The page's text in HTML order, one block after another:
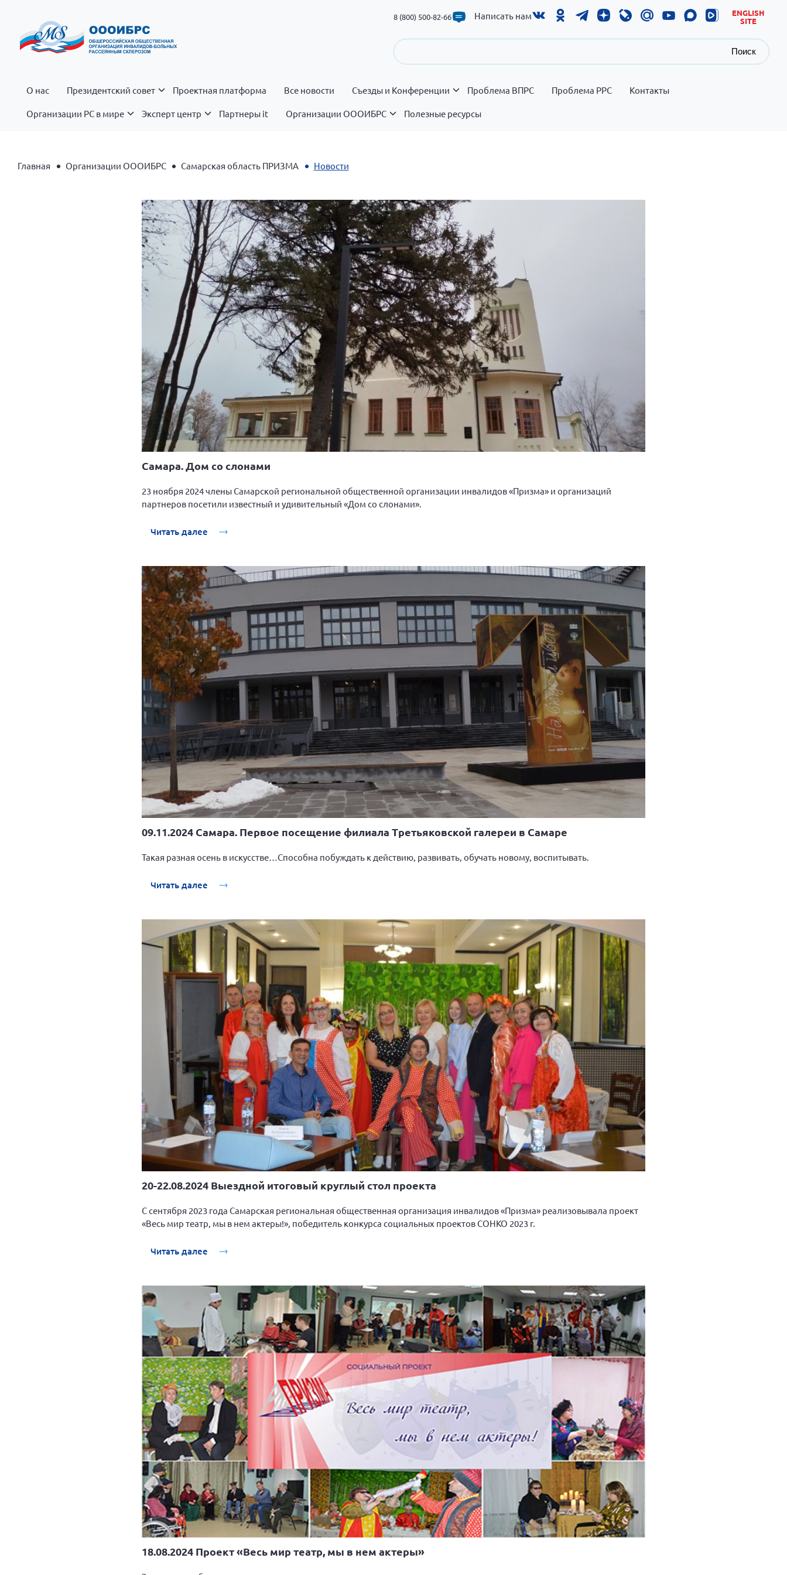
8 (800) 500-82-66 Написать нам
ENGLISH
SITE
Поиск
О нас Президентский совет Проектная платформа Все новости Съезды и Конференции Проблема ВПРС Проблема РРС Контакты
Организации РС в мире Эксперт центр Партнеры it Организации ОООИБРС Полезные ресурсы
Главная Организации ОООИБРС Самарская область ПРИЗМА Новости
Самара. Дом со слонами
23 ноября 2024 члены Самарской региональной общественной организации инвалидов «Призма» и организаций
партнеров посетили известный и удивительный «Дом со слонами».
Читать далее
09.11.2024 Самара. Первое посещение филиала Третьяковской галереи в Самаре
Такая разная осень в искусстве…Способна побуждать к действию, развивать, обучать новому, воспитывать.
Читать далее
20-22.08.2024 Выездной итоговый круглый стол проекта
С сентября 2023 года Самарская региональная общественная организация инвалидов «Призма» реализовывала проект
«Весь мир театр, мы в нем актеры!», победитель конкурса социальных проектов СОНКО 2023 г.
Читать далее
18.08.2024 Проект «Весь мир театр, мы в нем актеры»